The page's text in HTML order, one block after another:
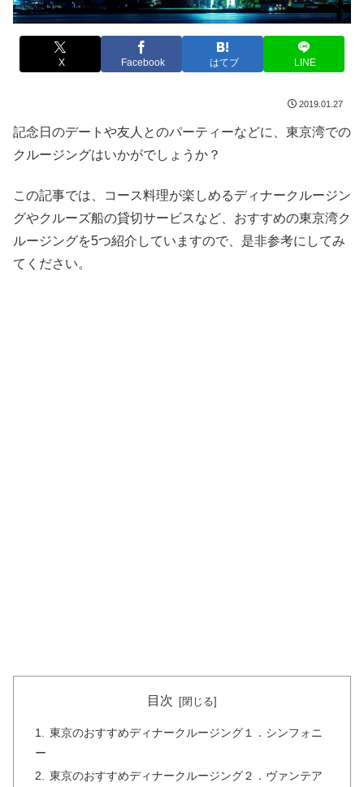
X Facebook はてブ LINE
2019.01.27
記念日のデートや友人とのパーティーなどに、東京湾での
クルージングはいかがでしょうか？
この記事では、コース料理が楽しめるディナークルージン
グやクルーズ船の貸切サービスなど、おすすめの東京湾ク
ルージングを5つ紹介していますので、是非参考にしてみ
てください。
目次
東京のおすすめディナークルージング１．シンフォニ
ー
東京のおすすめディナークルージング２．ヴァンテア